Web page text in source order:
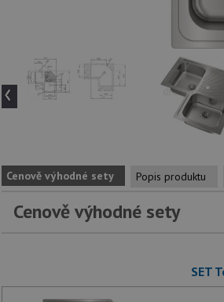
‹
Cenově výhodné sety Popis produktu
Cenově výhodné sety
SET